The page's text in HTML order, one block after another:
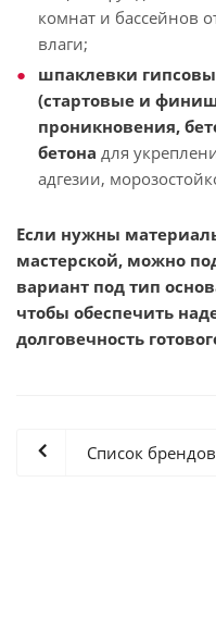
комнат и бассейнов
влаги;
шпаклевки
(стартовые и
проникновения,
бетона для
адгезии,
Если нужны
мастерской, можно
вариант под тип
чтобы обеспечить
долговечность
Список брендов